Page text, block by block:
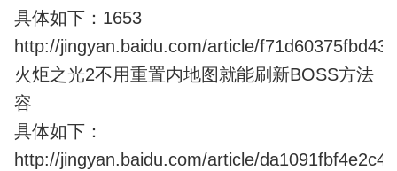
具体如下：1653
http://jingyan.baidu.com/article/
火炬之光2不用重置内地图就能刷新BOSS方法
容
具体如下：
http://jingyan.baidu.com/article/